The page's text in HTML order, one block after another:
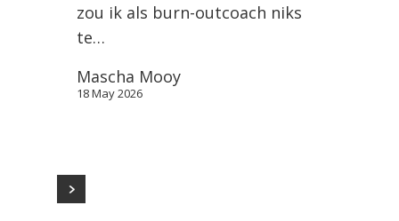
zou ik als burn-outcoach niks
te…
Mascha Mooy
18 May 2026